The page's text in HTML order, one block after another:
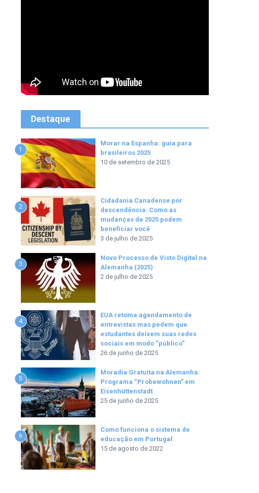
Destaque
1
Morar na Espanha: guia para
brasileiros 2025
10 de setembro de 2025
2
Cidadania Canadense por
descendência: Como as
mudanças de 2025 podem
beneficiar você
3 de julho de 2025
3
Novo Processo de Visto Digital na
Alemanha (2025)
2 de julho de 2025
4
EUA retoma agendamento de
entrevistas mas pedem que
estudantes deixem suas redes
sociais em modo “público”
26 de junho de 2025
5
Moradia Gratuita na Alemanha:
Programa “Probewohnen” em
Eisenhüttenstadt
25 de junho de 2025
6
Como funciona o sistema de
educação em Portugal
15 de agosto de 2022